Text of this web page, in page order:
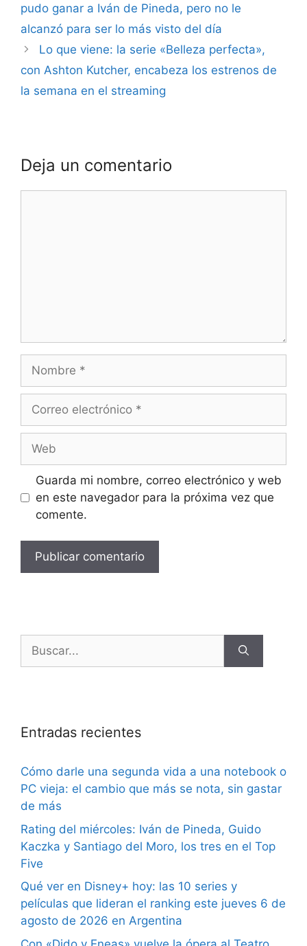
pudo ganar a Iván de Pineda, pero no le
alcanzó para ser lo más visto del día
Lo que viene: la serie «Belleza perfecta»,
con Ashton Kutcher, encabeza los estrenos de
la semana en el streaming
Deja un comentario
Guarda mi nombre, correo electrónico y web
en este navegador para la próxima vez que
comente.
Entradas recientes
Cómo darle una segunda vida a una notebook o
PC vieja: el cambio que más se nota, sin gastar
de más
Rating del miércoles: Iván de Pineda, Guido
Kaczka y Santiago del Moro, los tres en el Top
Five
Qué ver en Disney+ hoy: las 10 series y
películas que lideran el ranking este jueves 6 de
agosto de 2026 en Argentina